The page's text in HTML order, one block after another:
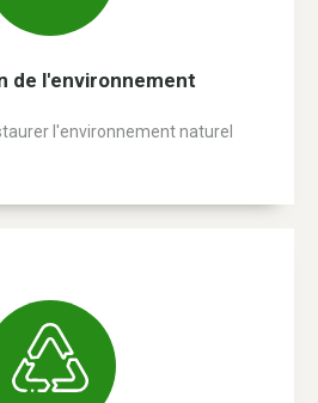
de l'environnement
l'environnement naturel